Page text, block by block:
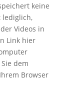
keine
lediglich,
Videos in
Link hier
dem
Browser